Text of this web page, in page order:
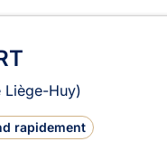
Liège-Huy)
rapidement